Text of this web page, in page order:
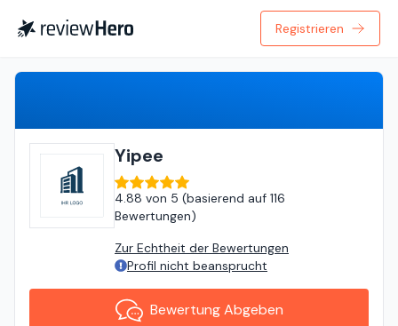
Registrieren
Yipee
4.88 von 5 (basierend auf 116
Bewertungen)
Zur Echtheit der Bewertungen
Profil nicht beansprucht
Bewertung Abgeben